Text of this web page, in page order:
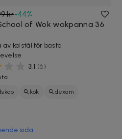
kr-44%
of Wok wokpanna 36
av kolstål för bästa
3,1 (6)
kök dexam
sida